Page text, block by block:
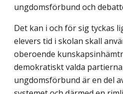
ungdomsförbund och
Det kan i och för sig tyckas
elevers tid i skolan skall
oberoende
demokratiskt valda
ungdomsförbund är en del